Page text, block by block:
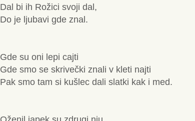
Dal bi ih Rožici svoji dal,
Do je ljubavi gde znal.
Gde su oni lepi cajti
Gde smo se skrivečki znali v kleti najti
Pak smo tam si kušlec dali slatki kak i med.